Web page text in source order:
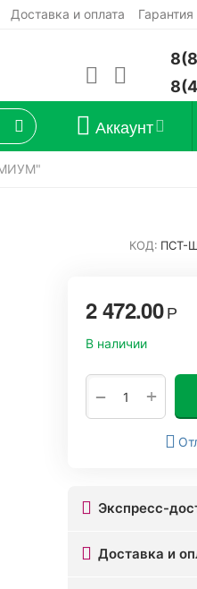
Доставка и оплата
Аккаунт
КОД: ПСТ-
2 472.00Р
В наличии
+
−
Экспресс-
Доставка и